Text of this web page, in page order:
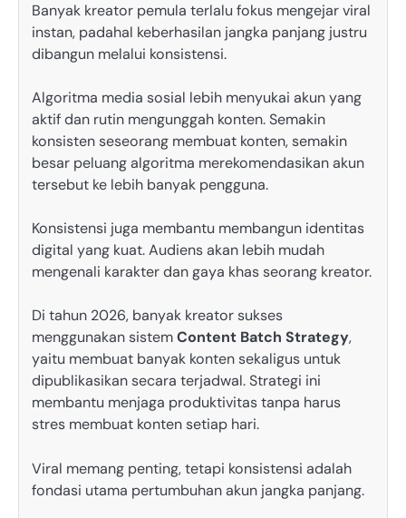
Banyak kreator pemula terlalu fokus mengejar viral
instan, padahal keberhasilan jangka panjang justru
dibangun melalui konsistensi.
Algoritma media sosial lebih menyukai akun yang
aktif dan rutin mengunggah konten. Semakin
konsisten seseorang membuat konten, semakin
besar peluang algoritma merekomendasikan akun
tersebut ke lebih banyak pengguna.
Konsistensi juga membantu membangun identitas
digital yang kuat. Audiens akan lebih mudah
mengenali karakter dan gaya khas seorang kreator.
Di tahun 2026, banyak kreator sukses
menggunakan sistemContent Batch Strategy,
yaitu membuat banyak konten sekaligus untuk
dipublikasikan secara terjadwal. Strategi ini
membantu menjaga produktivitas tanpa harus
stres membuat konten setiap hari.
Viral memang penting, tetapi konsistensi adalah
fondasi utama pertumbuhan akun jangka panjang.